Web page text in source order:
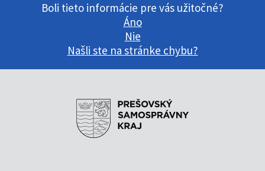
Boli tieto informácie pre vás užitočné?
Áno
Nie
Našli ste na stránke chybu?